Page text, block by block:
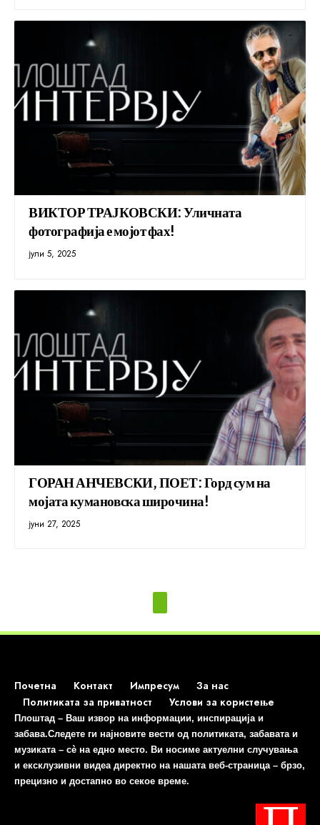
ВИКТОР ТРАЈКОВСКИ: Уличната
фотографија е мојот фах!
јули 5, 2025
ГОРАН АНЧЕВСКИ, ПОЕТ: Горд сум на
мојата кумановска широчина!
јуни 27, 2025
Почетна Контакт Импресум
За нас
Политиката за приватност
Услови за користење
Плоштад – Ваш извор на информации, инспирација и
забава.Следете ги најновите вести од политиката, забавата и
музиката – сè на едно место. Ви носиме актуелни случувања
и ексклузивни видеа директно на нашата веб-страница – брзо,
прецизно и достапно во секое време.